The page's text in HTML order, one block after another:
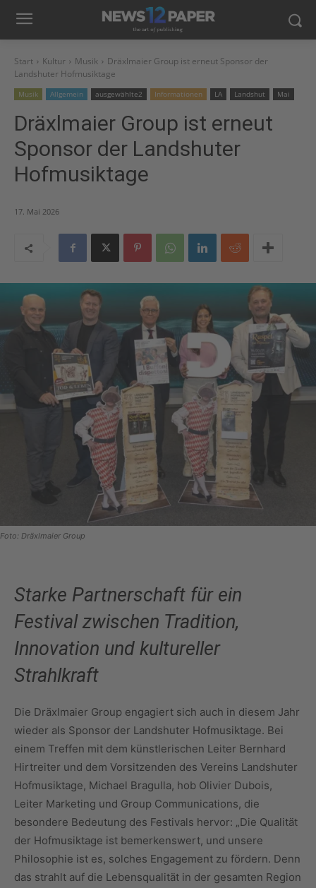
Start Kultur Musik
Dräxlmaier Group ist erneut Sponsor der
Landshuter Hofmusiktage
Musik Allgemein ausgewählte2 Informationen LA Landshut Mai
Dräxlmaier Group ist erneut
Sponsor der Landshuter
Hofmusiktage
17. Mai 2026
Foto: Dräxlmaier Group
Starke Partnerschaft für ein
Festival zwischen Tradition,
Innovation und kultureller
Strahlkraft
Die Dräxlmaier Group engagiert sich auch in diesem Jahr
wieder als Sponsor der Landshuter Hofmusiktage. Bei
einem Treffen mit dem künstlerischen Leiter Bernhard
Hirtreiter und dem Vorsitzenden des Vereins Landshuter
Hofmusiktage, Michael Bragulla, hob Olivier Dubois,
Leiter Marketing und Group Communications, die
besondere Bedeutung des Festivals hervor: „Die Qualität
der Hofmusiktage ist bemerkenswert, und unsere
Philosophie ist es, solches Engagement zu fördern. Denn
das strahlt auf die Lebensqualität in der gesamten Region